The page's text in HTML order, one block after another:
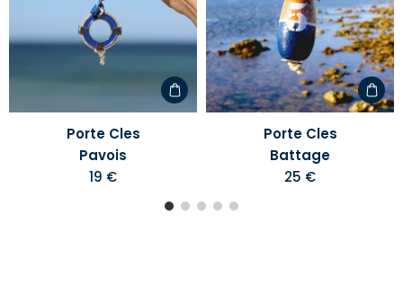
votre
liste
d'envies
Porte Cles
Pavois
19 €
votre
liste
Porte Cles
Battage
25 €